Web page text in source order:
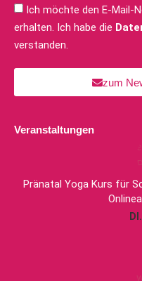
Ich möchte den E-Mail-
erhalten. Ich habe die
verstanden.
zum
Veranstaltungen
Pränatal Yoga Kurs für